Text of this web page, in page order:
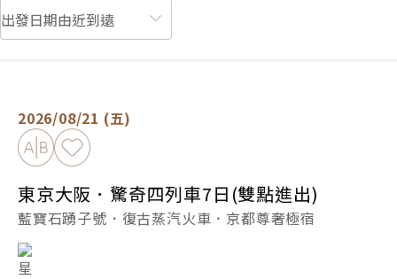
2026/08/21 (五)
加入比較加入最愛
東京大阪．驚奇四列車7日(雙點進出)
藍寶石踴子號．復古蒸汽火車．京都尊奢極宿